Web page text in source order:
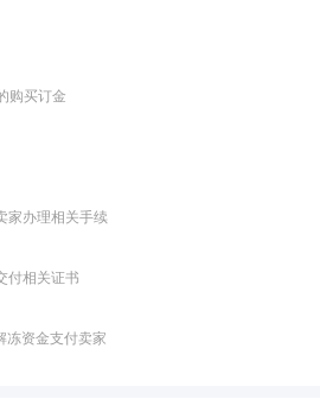
购买订金
家办理相关手续
付相关证书
冻资金支付卖家